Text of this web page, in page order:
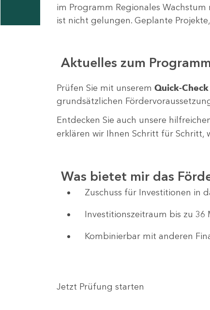
im Programm Regionales
ist nicht gelungen. Geplante
Aktuelles zum
Prüfen Sie mit unserem Quick-Check
grundsätzlichen
Entdecken Sie auch unsere
erklären wir Ihnen Schritt für Schritt,
Was bietet mir das
Zuschuss für Investitionen in
Investitionszeitraum bis zu 36
Kombinierbar mit anderen
Jetzt Prüfung starten